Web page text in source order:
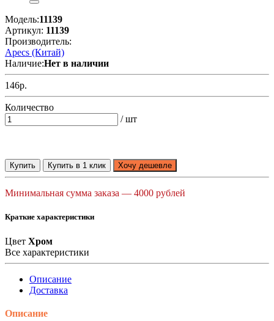
Модель:11139
Артикул: 11139
Производитель:
Apecs (Китай)
Наличие:Нет в наличии
146р.
Количество
/ шт
Купить Купить в 1 клик Хочу дешевле
Минимальная сумма заказа — 4000 рублей
Краткие характеристики
Цвет Хром
Все характеристики
Описание
Доставка
Описание